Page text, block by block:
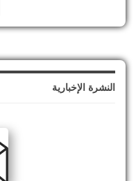
النشرة الإخبارية